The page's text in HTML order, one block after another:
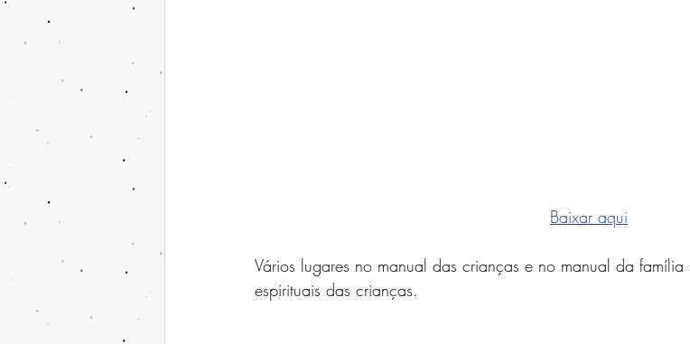
Baixar aqui
Vários lugares no manual das crianças e no manual da
espirituais das crianças.